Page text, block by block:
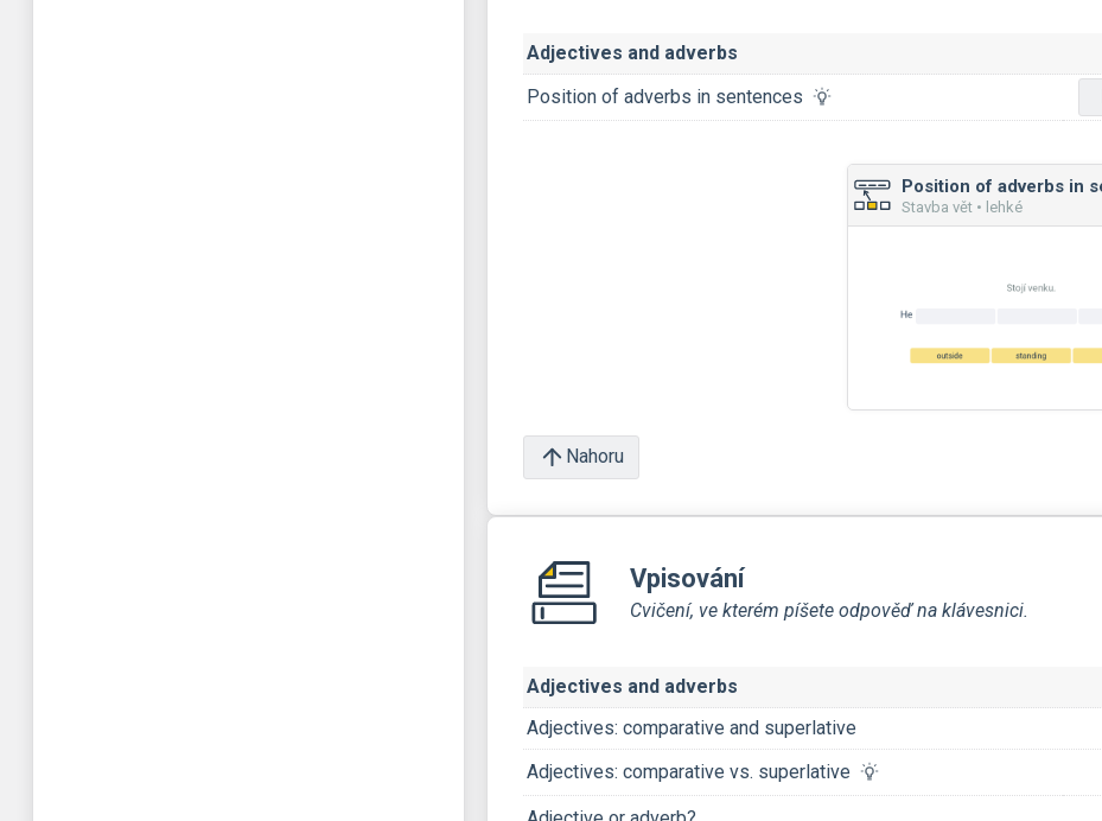
Adjectives and adverbs
Position of adverbs in sentences
Stavba vět • lehké
Nahoru
Vpisování
Cvičení, ve kterém píšete odpověď na klávesnici.
Adjectives and adverbs
Adjectives: comparative and superlative
Adjectives: comparative vs. superlative